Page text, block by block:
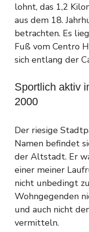
lohnt, das 1,2
aus dem 18.
betrachten. Es
Fuß vom Centro
sich entlang der
Sportlich aktiv
2000
Der riesige
Namen befindet
der Altstadt. Er
einer meiner
nicht unbedingt
Wohngegenden
und auch nicht
vermitteln.